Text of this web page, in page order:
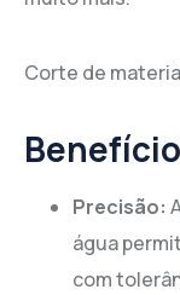
Corte de
Precisão:
água
com